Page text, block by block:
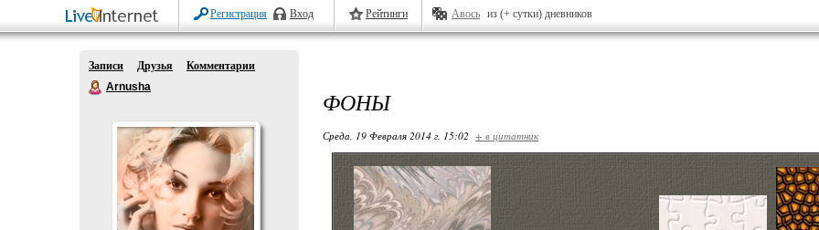
Регистрация Вход Рейтинги Авось из (+ сутки) дневников
Записи Друзья
Комментарии
Arnusha
ФОНЫ
Среда, 19 Февраля 2014 г. 15:02 + в цитатник